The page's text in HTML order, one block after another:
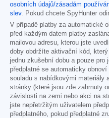
osobních údajů/zásadám
slev. Pokud chcete SpyHunter
V případě platby za automatické
před každým datem platby
mailovou adresu, kterou jste
doby obdržíte aktivační kód,
jednu zkušební dobu a pouze pro
předplatné se automaticky
souladu s nabídkovými materiály
stránky (které jsou zde zahrnuty
závislosti na zemi nebo akci na
jste nepřetržitým uživatelem
předplatného, pokud předplatné